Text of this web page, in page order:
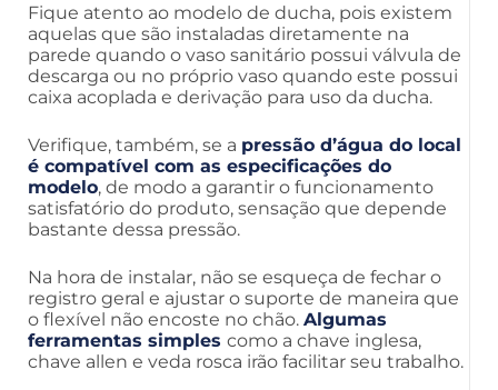
Fique atento ao modelo de ducha, pois existem
aquelas que são instaladas diretamente na
parede quando o vaso sanitário possui válvula de
descarga ou no próprio vaso quando este possui
caixa acoplada e derivação para uso da ducha.
Verifique, também, se a pressão d’água do local
é compatível com as especificações do
modelo, de modo a garantir o funcionamento
satisfatório do produto, sensação que depende
bastante dessa pressão.
Na hora de instalar, não se esqueça de fechar o
registro geral e ajustar o suporte de maneira que
o flexível não encoste no chão. Algumas
ferramentas simples como a chave inglesa,
chave allen e veda rosca irão facilitar seu trabalho.